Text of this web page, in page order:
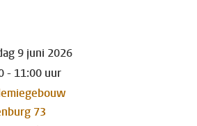
9 juni 2026
- 11:00 uur
73